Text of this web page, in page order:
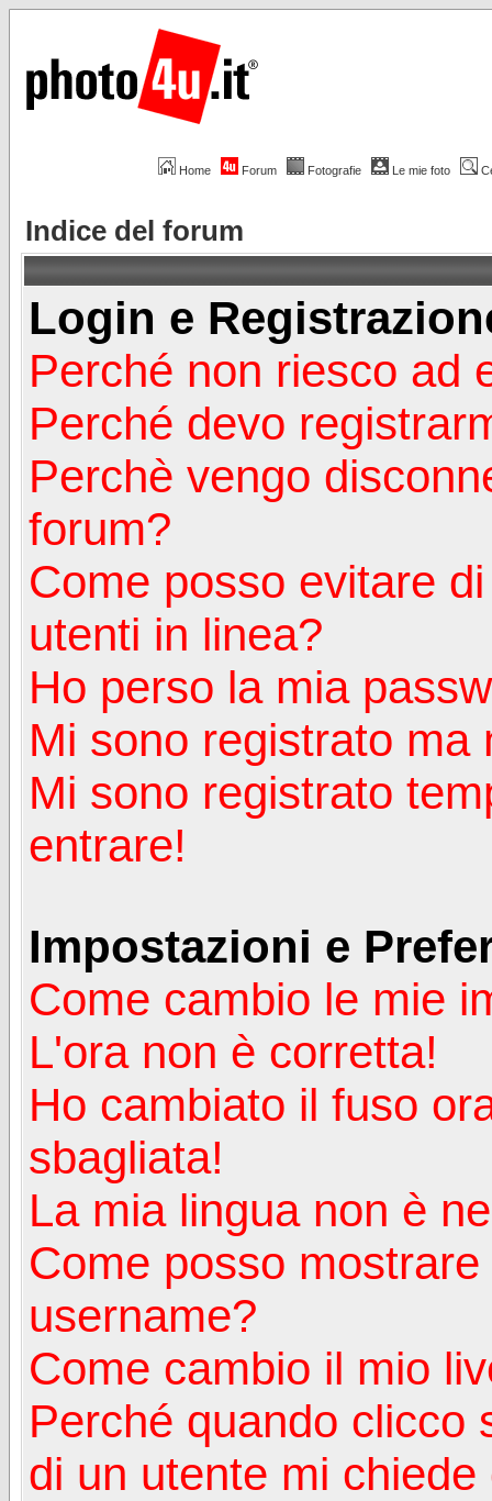
Home Forum Fotografie Le mie foto
Indice del forum
Login e
Perché non riesco ad
Perché devo
Perchè vengo
forum?
Come posso evitare
utenti in linea?
Ho perso la mia
Mi sono registrato ma
Mi sono registrato
entrare!
Impostazioni e
Come cambio le mie
L'ora non è corretta!
Ho cambiato il fuso
sbagliata!
La mia lingua non è
Come posso
username?
Come cambio il mio
Perché quando clicco
di un utente mi